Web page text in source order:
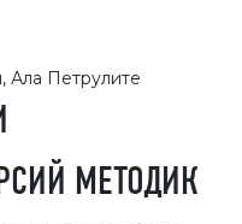
Ала Петрулите
МЕТОДИК